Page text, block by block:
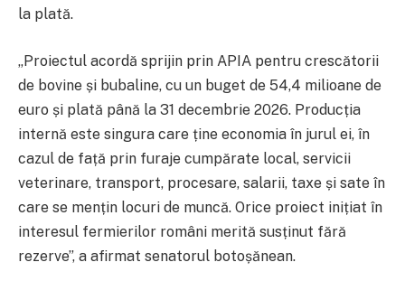
la plată.
„Proiectul acordă sprijin prin APIA pentru crescătorii
de bovine și bubaline, cu un buget de 54,4 milioane de
euro și plată până la 31 decembrie 2026. Producția
internă este singura care ține economia în jurul ei, în
cazul de față prin furaje cumpărate local, servicii
veterinare, transport, procesare, salarii, taxe și sate în
care se mențin locuri de muncă. Orice proiect inițiat în
interesul fermierilor români merită susținut fără
rezerve”, a afirmat senatorul botoșănean.